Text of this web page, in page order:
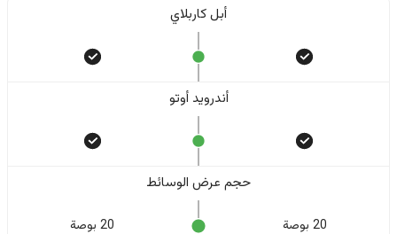
أبل كاربلاي
أندرويد أوتو
حجم عرض الوسائط
20 بوصة 20 بوصة